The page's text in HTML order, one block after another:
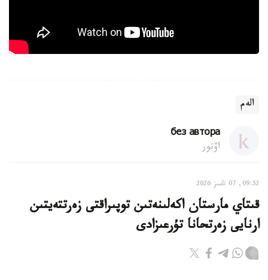
الەم
без автора
اۆتور
09:52, 07 تامىز 2026
قىتاي مارستان اكەلىنەتىن توپىراقتى زەرتتەيتىن
ارنايى زەرتحانا تۇرعىزادى